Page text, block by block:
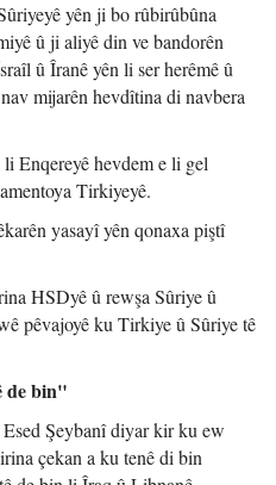
yên ji bo rûbirûbûna
û ji aliyê din ve bandorên
û Îranê yên li ser herêmê û
mijarên hevdîtina di navbera
Enqereyê hevdem e li gel
Tirkiyeyê.
yasayî yên qonaxa piştî
HSDyê û rewşa Sûriye û
pêvajoyê ku Tirkiye û Sûriye tê
de bin"
Şeybanî diyar kir ku ew
çekan a ku tenê di bin